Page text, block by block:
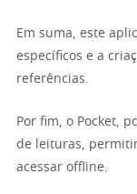
Em suma, este
específicos e a
referências.
Por fim, o Pocket,
de leituras,
acessar offline.